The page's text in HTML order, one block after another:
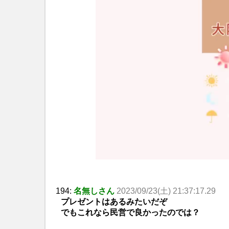
194: 名無しさん 2023/09/23(土) 21:37:17.29
プレゼントはあるみたいだぞ
でもこれなら民営で良かったのでは？